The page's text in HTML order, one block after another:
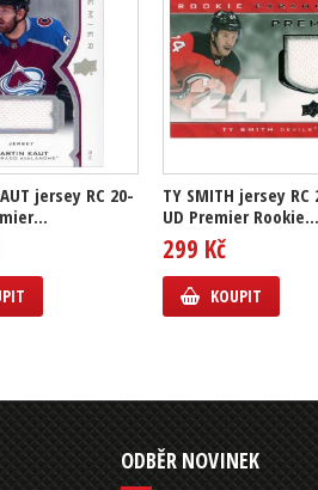
jersey RC 20-
TY SMITH jersey RC
UD Premier Rookie...
299 Kč
KOUPIT
ODBĚR NOVINEK